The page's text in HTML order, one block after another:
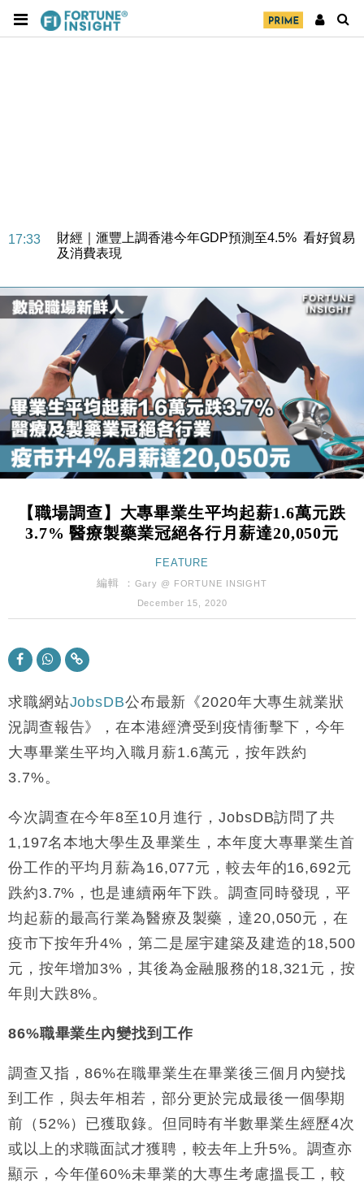
17:33
財經｜滙豐上調香港今年GDP預測至4.5% 看好貿易
及消費表現
損失近6900萬元
16:05
財經｜日經失守6.5萬點後回穩 全周仍升近2%
財經｜恒隆10月換帥 玩具「反」斗城亞洲CEO蔡德
粦接任
15:11
財經｜韓股反覆波動收跌 連挫7周創逾3年最長跌勢
13:44
財經｜內地7月美元計價出口增近24%勝預期 貿易順
差達1125億美元
12:44
財經｜日本春季三度入市撐日圓 4月單日斥6.28萬億
11:12
國際｜特朗普料美伊戰事快結束 承認部分彈藥庫存緊
張
財經｜SA售股自救後再出手 斥4億美元押注未上市公
財經｜華僑銀行上半年淨利創新高 中期息增15%至
47仙
17:33
及消費表現
損失近6900萬元
16:05
財經｜日經失守6.5萬點後回穩 全周仍升近2%
15:11
13:44
財經｜內地7月美元計價出口增近24%勝預期 貿易順
差達1125億美元
12:44
財經｜日本春季三度入市撐日圓 4月單日斥6.28萬億
日圓干預創新高
11:12
國際｜特朗普料美伊戰事快結束 承認部分彈藥庫存緊
張
15:59
財經｜SA售股自救後再出手 斥4億美元押注未上市公
司
【職場調查】大專畢業生平均起薪1.6萬元跌
3.7% 醫療製藥業冠絕各行月薪達20,050元
FEATURE
編輯 ： Gary @ FORTUNE INSIGHT
December 15, 2020
求職網站JobsDB公布最新《2020年大專生就業狀
況調查報告》，在本港經濟受到疫情衝擊下，今年
大專畢業生平均入職月薪1.6萬元，按年跌約
3.7%。
今次調查在今年8至10月進行，JobsDB訪問了共
1,197名本地大學生及畢業生，本年度大專畢業生首
份工作的平均月薪為16,077元，較去年的16,692元
跌約3.7%，也是連續兩年下跌。調查同時發現，平
均起薪的最高行業為醫療及製藥，達20,050元，在
疫市下按年升4%，第二是屋宇建築及建造的18,500
元，按年增加3%，其後為金融服務的18,321元，按
年則大跌8%。
86%職畢業生內變找到工作
調查又指，86%在職畢業生在畢業後三個月內變找
到工作，與去年相若，部分更於完成最後一個學期
前（52%）已獲取錄。但同時有半數畢業生經歷4次
或以上的求職面試才獲聘，較去年上升5%。調查亦
顯示，今年僅60%未畢業的大專生考慮搵長工，較